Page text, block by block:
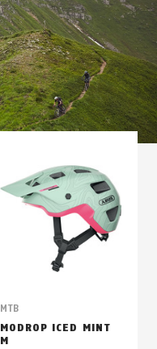
MTB
MODROP ICED MINT
M